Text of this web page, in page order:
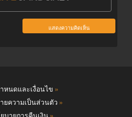
แสดงความคิดเห็น
หนดและเงื่อนไข »
ยความเป็นส่วนตัว »